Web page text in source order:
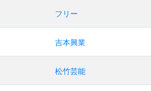
フリー
吉本興業
松竹芸能